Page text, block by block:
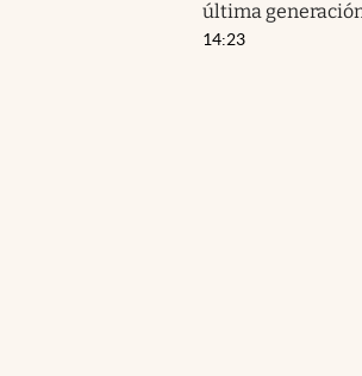
última
14:23